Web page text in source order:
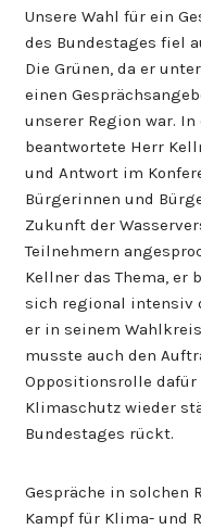
Unsere Wahl für ein
des Bundestages fiel
Die Grünen, da er
einen
unserer Region war.
beantwortete Herr
und Antwort im
Bürgerinnen und
Zukunft der
Teilnehmern
Kellner das Thema,
sich regional intensiv
er in seinem
musste auch den
Oppositionsrolle dafür
Klimaschutz wieder
Bundestages rückt.
Gespräche in solchen
Kampf für Klima- und